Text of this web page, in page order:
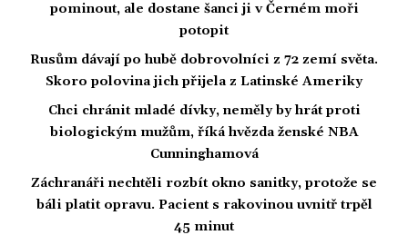
pominout, ale dostane šanci ji v Černém moři
potopit
Rusům dávají po hubě dobrovolníci z 72 zemí světa.
Skoro polovina jich přijela z Latinské Ameriky
Chci chránit mladé dívky, neměly by hrát proti
biologickým mužům, říká hvězda ženské NBA
Cunninghamová
Záchranáři nechtěli rozbít okno sanitky, protože se
báli platit opravu. Pacient s rakovinou uvnitř trpěl
45 minut